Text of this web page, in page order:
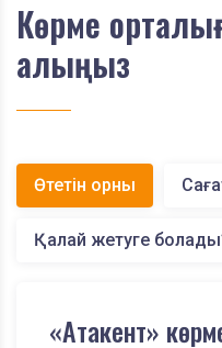
Көрме
алыңыз
Өтетін орны
Қалай жетуге
«Атакент»